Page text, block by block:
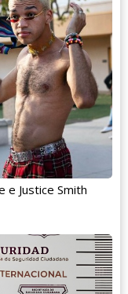
e Justice Smith